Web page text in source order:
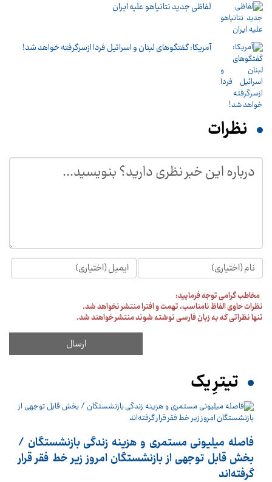
لفاظی جدید نتانیاهو علیه ایران
آمریکا: گفتگوهای لبنان و اسرائیل فردا ازسرگرفته خواهد شد!
نظرات
مخاطب گرامی توجه فرمایید:
نظرات حاوی الفاظ نامناسب، تهمت و افترا منتشر نخواهد شد.
تنها نظراتی که به زبان فارسی نوشته شوند منتشر خواهند شد.
تیترِ یک
فاصله میلیونی مستمری و هزینه زندگی بازنشستگان /
بخش قابل توجهی از بازنشستگان امروز زیر خط فقر قرار
گرفته‌اند